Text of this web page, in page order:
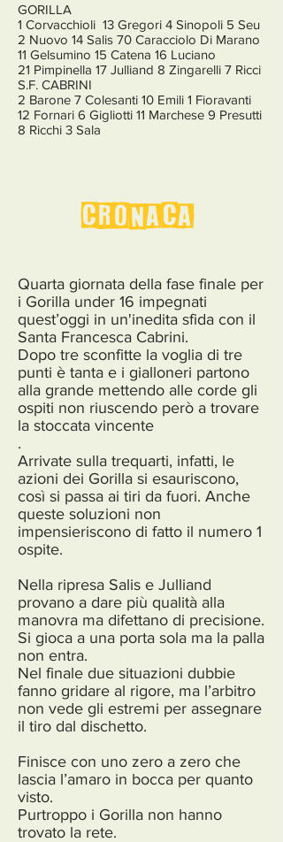
GORILLA
1 Corvacchioli 13 Gregori 4 Sinopoli 5 Seu
2 Nuovo 14 Salis 70 Caracciolo Di Marano
11 Gelsumino 15 Catena 16 Luciano
21 Pimpinella 17 Julliand 8 Zingarelli 7 Ricci
S.F. CABRINI
2 Barone 7 Colesanti 10 Emili 1 Fioravanti
12 Fornari 6 Gigliotti 11 Marchese 9 Presutti
8 Ricchi 3 Sala
cronaca
Quarta giornata della fase finale per
i Gorilla under 16 impegnati
quest’oggi in un'inedita sfida con il
Santa Francesca Cabrini.
Dopo tre sconfitte la voglia di tre
punti è tanta e i gialloneri partono
alla grande mettendo alle corde gli
ospiti non riuscendo però a trovare
la stoccata vincente
.
Arrivate sulla trequarti, infatti, le
azioni dei Gorilla si esauriscono,
così si passa ai tiri da fuori. Anche
queste soluzioni non
impensieriscono di fatto il numero 1
ospite.
Nella ripresa Salis e Julliand
provano a dare più qualità alla
manovra ma difettano di precisione.
Si gioca a una porta sola ma la palla
non entra.
Nel finale due situazioni dubbie
fanno gridare al rigore, ma l’arbitro
non vede gli estremi per assegnare
il tiro dal dischetto.
Finisce con uno zero a zero che
lascia l’amaro in bocca per quanto
visto.
Purtroppo i Gorilla non hanno
trovato la rete.